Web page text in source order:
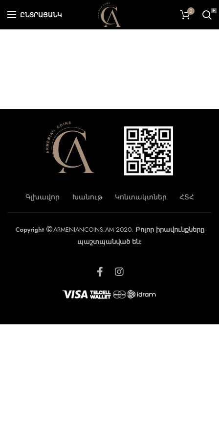
ԸՆՏՐԱՑԱՆԿ 0
Գլխավոր Խանութ Կոնտակտներ ՀՏՀ
Copyright ARMENIANCOINS.AM 2020. Բոլոր իրավունքները
պաշտպանված են: